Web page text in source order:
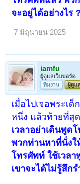
จะอยู่ได้อย่างไร
7 มิถุนายน 2025
iamfu
ผู้ดูแลเว็บบอร์ด
ทีมงาน
ผู้ดูแ
เมื่อไปเจอพระเ
หนึ่ง แล้วท้ายที่สุ
เวลาอย่าเดินพูด
พวกท่านหาที่นั่งใ
โทรศัพท์ ใช้เวล
เขาจะได้ไม่รู้สึก